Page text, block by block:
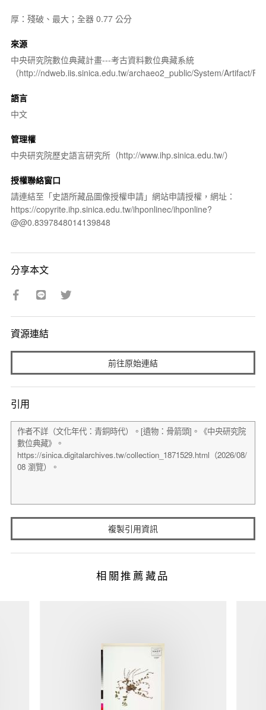
厚：殘破、最大；全器 0.77 公分
來源
中央研究院數位典藏計畫---考古資料數位典藏系統
（http://ndweb.iis.sinica.edu.tw/archaeo2_public/System/Artifact/
語言
中文
管理權
中央研究院歷史語言研究所（http://www.ihp.sinica.edu.tw/）
授權聯絡窗口
請連結至「史語所藏品圖像授權申請」網站申請授權，網址：
https://copyrite.ihp.sinica.edu.tw/ihponlinec/ihponline?
@@0.8397848014139848
分享本文
資源連結
前往原始連結
引用
複製引用資訊
相關推薦藏品